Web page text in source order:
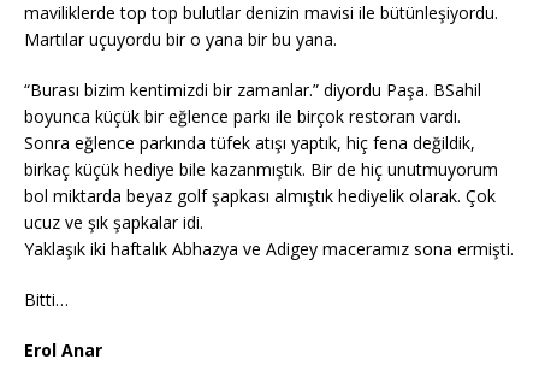
maviliklerde top top bulutlar denizin mavisi ile bütünleşiyordu.
Martılar uçuyordu bir o yana bir bu yana.
“Burası bizim kentimizdi bir zamanlar.” diyordu Paşa. BSahil
boyunca küçük bir eğlence parkı ile birçok restoran vardı.
Sonra eğlence parkında tüfek atışı yaptık, hiç fena değildik,
birkaç küçük hediye bile kazanmıştık. Bir de hiç unutmuyorum
bol miktarda beyaz golf şapkası almıştık hediyelik olarak. Çok
ucuz ve şık şapkalar idi.
Yaklaşık iki haftalık Abhazya ve Adigey maceramız sona ermişti.
Bitti…
Erol Anar